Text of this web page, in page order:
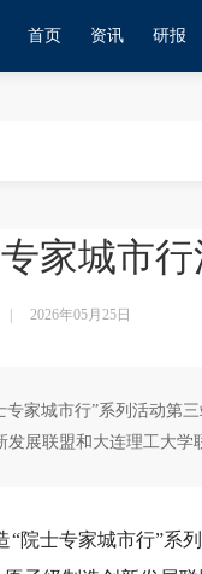
首页 资讯 研报
家城市
2026年05月25日
专家城市行”系列活动第
展联盟和大连理工大学
“院士专家城市行”